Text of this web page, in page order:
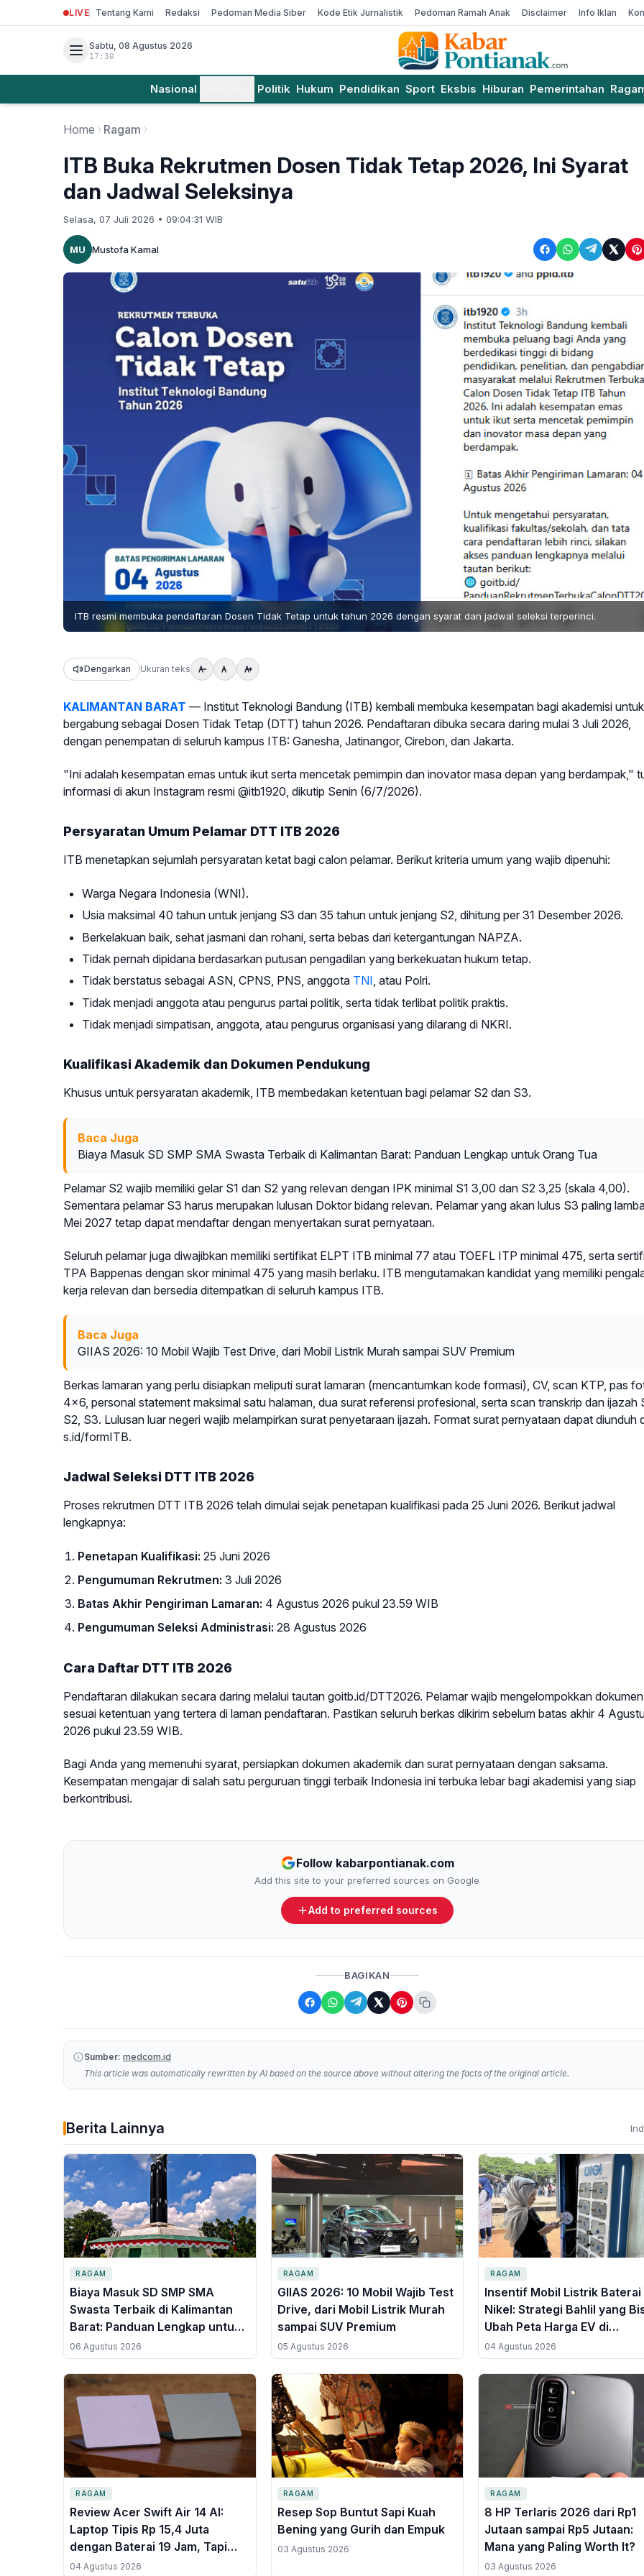
LIVE Tentang Kami Redaksi Pedoman Media Siber Kode Etik Jurnalistik Pedoman Ramah Anak Disclaimer Info Iklan
Sabtu, 08 Agustus 2026
17:30
Nasional Politik Hukum Pendidikan Sport Eksbis Hiburan Pemerintahan
Home Ragam
ITB Buka Rekrutmen Dosen Tidak Tetap 2026, Ini Syarat
dan Jadwal Seleksinya
Selasa, 07 Juli 2026 • 09:04:31 WIB
MU Mustofa Kamal
ITB resmi membuka pendaftaran Dosen Tidak Tetap untuk tahun 2026 dengan syarat dan jadwal seleksi terperinci.
Dengarkan Ukuran teks
KALIMANTAN BARAT — Institut Teknologi Bandung (ITB) kembali membuka kesempatan bagi akademisi untuk
bergabung sebagai Dosen Tidak Tetap (DTT) tahun 2026. Pendaftaran dibuka secara daring mulai 3 Juli 2026,
dengan penempatan di seluruh kampus ITB: Ganesha, Jatinangor, Cirebon, dan Jakarta.
"Ini adalah kesempatan emas untuk ikut serta mencetak pemimpin dan inovator masa depan yang berdampak,"
informasi di akun Instagram resmi @itb1920, dikutip Senin (6/7/2026).
Persyaratan Umum Pelamar DTT ITB 2026
ITB menetapkan sejumlah persyaratan ketat bagi calon pelamar. Berikut kriteria umum yang wajib dipenuhi:
Warga Negara Indonesia (WNI).
Usia maksimal 40 tahun untuk jenjang S3 dan 35 tahun untuk jenjang S2, dihitung per 31 Desember 2026.
Berkelakuan baik, sehat jasmani dan rohani, serta bebas dari ketergantungan NAPZA.
Tidak pernah dipidana berdasarkan putusan pengadilan yang berkekuatan hukum tetap.
Tidak berstatus sebagai ASN, CPNS, PNS, anggota TNI, atau Polri.
Tidak menjadi anggota atau pengurus partai politik, serta tidak terlibat politik praktis.
Tidak menjadi simpatisan, anggota, atau pengurus organisasi yang dilarang di NKRI.
Kualifikasi Akademik dan Dokumen Pendukung
Khusus untuk persyaratan akademik, ITB membedakan ketentuan bagi pelamar S2 dan S3.
Baca Juga
Biaya Masuk SD SMP SMA Swasta Terbaik di Kalimantan Barat: Panduan Lengkap untuk Orang Tua
Pelamar S2 wajib memiliki gelar S1 dan S2 yang relevan dengan IPK minimal S1 3,00 dan S2 3,25 (skala 4,00).
Sementara pelamar S3 harus merupakan lulusan Doktor bidang relevan. Pelamar yang akan lulus S3 paling
Mei 2027 tetap dapat mendaftar dengan menyertakan surat pernyataan.
Seluruh pelamar juga diwajibkan memiliki sertifikat ELPT ITB minimal 77 atau TOEFL ITP minimal 475, serta
TPA Bappenas dengan skor minimal 475 yang masih berlaku. ITB mengutamakan kandidat yang memiliki
kerja relevan dan bersedia ditempatkan di seluruh kampus ITB.
Baca Juga
GIIAS 2026: 10 Mobil Wajib Test Drive, dari Mobil Listrik Murah sampai SUV Premium
Berkas lamaran yang perlu disiapkan meliputi surat lamaran (mencantumkan kode formasi), CV, scan KTP, pas
4x6, personal statement maksimal satu halaman, dua surat referensi profesional, serta scan transkrip dan ijazah
S2, S3. Lulusan luar negeri wajib melampirkan surat penyetaraan ijazah. Format surat pernyataan dapat diunduh
s.id/formITB.
Jadwal Seleksi DTT ITB 2026
Proses rekrutmen DTT ITB 2026 telah dimulai sejak penetapan kualifikasi pada 25 Juni 2026. Berikut jadwal
lengkapnya:
Penetapan Kualifikasi: 25 Juni 2026
Pengumuman Rekrutmen: 3 Juli 2026
Batas Akhir Pengiriman Lamaran: 4 Agustus 2026 pukul 23.59 WIB
Pengumuman Seleksi Administrasi: 28 Agustus 2026
Cara Daftar DTT ITB 2026
Pendaftaran dilakukan secara daring melalui tautan goitb.id/DTT2026. Pelamar wajib mengelompokkan dokumen
sesuai ketentuan yang tertera di laman pendaftaran. Pastikan seluruh berkas dikirim sebelum batas akhir 4
2026 pukul 23.59 WIB.
Bagi Anda yang memenuhi syarat, persiapkan dokumen akademik dan surat pernyataan dengan saksama.
Kesempatan mengajar di salah satu perguruan tinggi terbaik Indonesia ini terbuka lebar bagi akademisi yang siap
berkontribusi.
Follow kabarpontianak.com
Add this site to your preferred sources on Google
Add to preferred sources
BAGIKAN
Sumber: medcom.id
This article was automatically rewritten by AI based on the source above without altering the facts of the original article.
Berita Lainnya
RAGAM
Biaya Masuk SD SMP SMA
Swasta Terbaik di Kalimantan
Barat: Panduan Lengkap untuk
Orang Tua
06 Agustus 2026
RAGAM
GIIAS 2026: 10 Mobil Wajib Test
Drive, dari Mobil Listrik Murah
sampai SUV Premium
05 Agustus 2026
RAGAM
Insentif Mobil Listrik Baterai
Nikel: Strategi Bahlil yang
Ubah Peta Harga EV di
Indonesia
04 Agustus 2026
RAGAM
Review Acer Swift Air 14 AI:
Laptop Tipis Rp 15,4 Juta
dengan Baterai 19 Jam, Tapi
Ada Komprominya
04 Agustus 2026
RAGAM
Resep Sop Buntut Sapi Kuah
Bening yang Gurih dan Empuk
03 Agustus 2026
RAGAM
8 HP Terlaris 2026 dari Rp1
Jutaan sampai Rp5 Jutaan:
Mana yang Paling Worth It?
03 Agustus 2026